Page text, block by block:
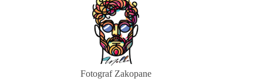
Fotograf Zakopane